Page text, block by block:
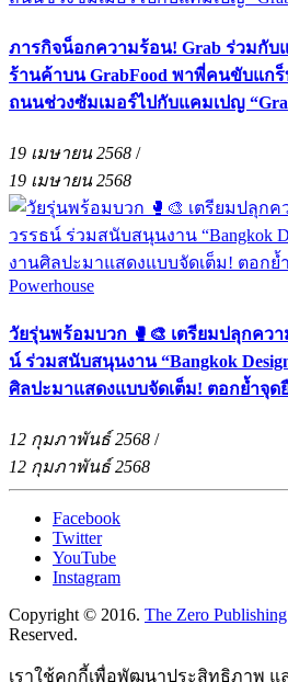
ภารกิจน็อกความร้อน! Grab ร่วมกับ
ร้านค้าบน GrabFood พาพี่คนขับแก
ถนนช่วงซัมเมอร์ไปกับแคมเปญ
19 เมษายน 2568 /
19 เมษายน 2568
วัยรุ่นพร้อมบวก 🥊🎨 เตรียมปลุกคว
น์ ร่วมสนับสนุนงาน “Bangkok
ศิลปะมาแสดงแบบจัดเต็ม! ตอกย้ำจุดยื
12 กุมภาพันธ์ 2568 /
12 กุมภาพันธ์ 2568
Facebook
Twitter
YouTube
Instagram
Copyright © 2016. The Zero
Reserved.
เราใช้คุกกี้เพื่อพัฒนาประสิทธิภาพ